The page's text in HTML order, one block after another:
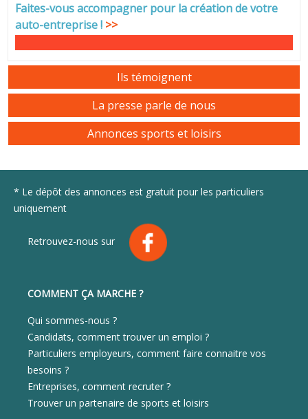
Faites-vous accompagner pour la création de votre
auto-entreprise! >>
Ils témoignent
La presse parle de nous
Annonces sports et loisirs
* Le dépôt des annonces est gratuit pour les particuliers
uniquement
Retrouvez-nous sur
COMMENT ÇA MARCHE ?
Qui sommes-nous ?
Candidats, comment trouver un emploi ?
Particuliers employeurs, comment faire connaitre vos
besoins ?
Entreprises, comment recruter ?
Trouver un partenaire de sports et loisirs